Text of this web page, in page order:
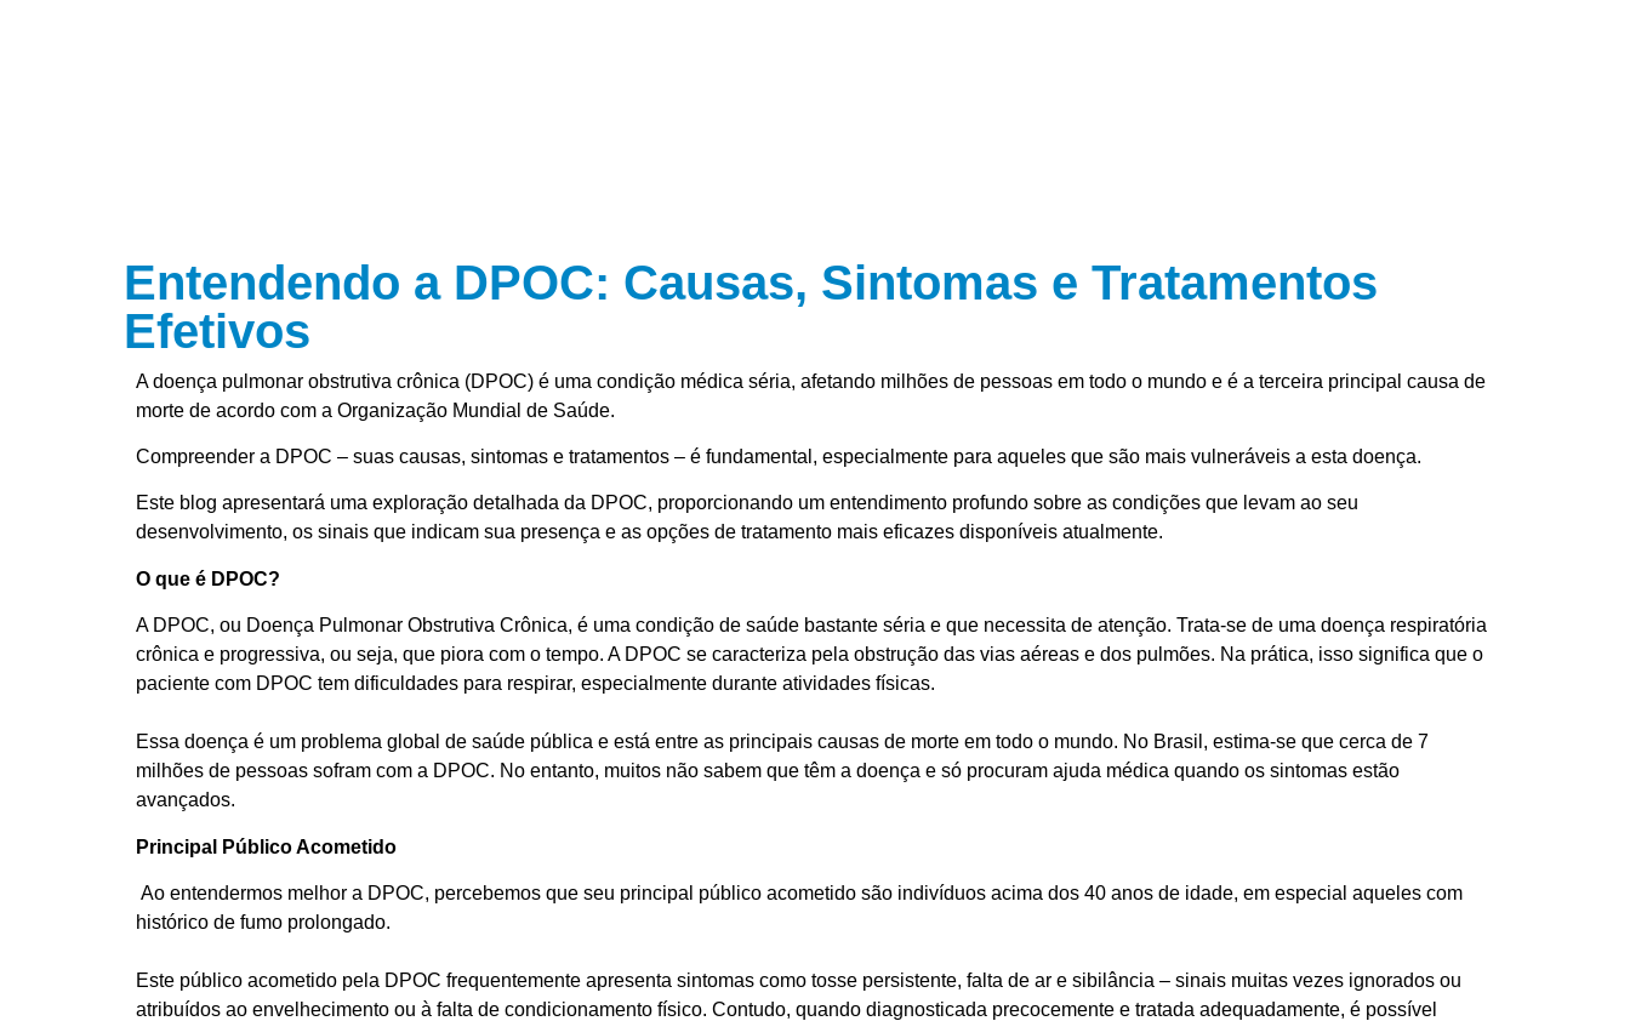
Entendendo a DPOC: Causas, Sintomas e Tratamentos
Efetivos
A doença pulmonar obstrutiva crônica (DPOC) é uma condição médica séria, afetando milhões de pessoas em todo o mundo e é a terceira principal causa de
morte de acordo com a Organização Mundial de Saúde.
Compreender a DPOC – suas causas, sintomas e tratamentos – é fundamental, especialmente para aqueles que são mais vulneráveis a esta doença.
Este blog apresentará uma exploração detalhada da DPOC, proporcionando um entendimento profundo sobre as condições que levam ao seu
desenvolvimento, os sinais que indicam sua presença e as opções de tratamento mais eficazes disponíveis atualmente.
O que é DPOC?
A DPOC, ou Doença Pulmonar Obstrutiva Crônica, é uma condição de saúde bastante séria e que necessita de atenção. Trata-se de uma doença respiratória
crônica e progressiva, ou seja, que piora com o tempo. A DPOC se caracteriza pela obstrução das vias aéreas e dos pulmões. Na prática, isso significa que o
paciente com DPOC tem dificuldades para respirar, especialmente durante atividades físicas.
Essa doença é um problema global de saúde pública e está entre as principais causas de morte em todo o mundo. No Brasil, estima-se que cerca de 7
milhões de pessoas sofram com a DPOC. No entanto, muitos não sabem que têm a doença e só procuram ajuda médica quando os sintomas estão
avançados.
Principal Público Acometido
Ao entendermos melhor a DPOC, percebemos que seu principal público acometido são indivíduos acima dos 40 anos de idade, em especial aqueles com
histórico de fumo prolongado.
Este público acometido pela DPOC frequentemente apresenta sintomas como tosse persistente, falta de ar e sibilância – sinais muitas vezes ignorados ou
atribuídos ao envelhecimento ou à falta de condicionamento físico. Contudo, quando diagnosticada precocemente e tratada adequadamente, é possível